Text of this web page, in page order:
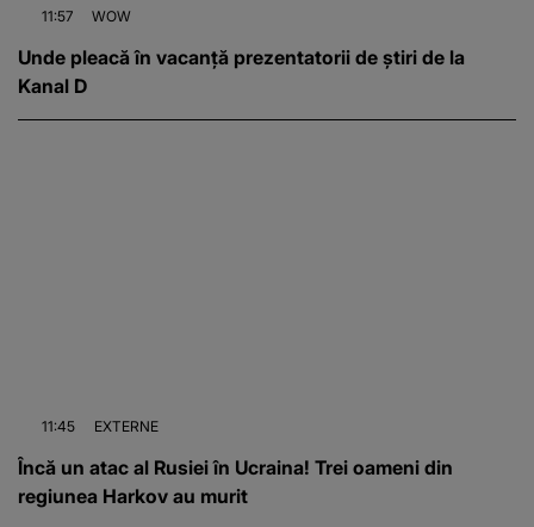
11:57 WOW
Unde pleacă în vacanță prezentatorii de știri de la
Kanal D
11:45 EXTERNE
Încă un atac al Rusiei în Ucraina! Trei oameni din
regiunea Harkov au murit